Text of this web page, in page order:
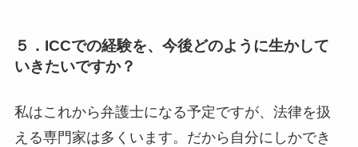
５．ICCでの経験を、今後どのように生かして
いきたいですか？
私はこれから弁護士になる予定ですが、法律を扱
える専門家は多くいます。だから自分にしかでき